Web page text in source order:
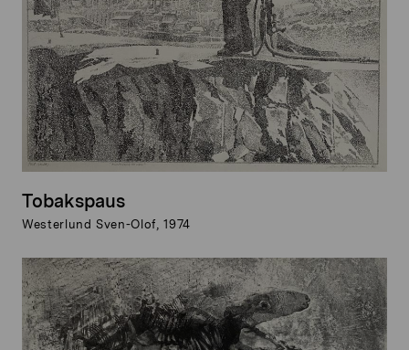
Tobakspaus
Westerlund Sven-Olof, 1974